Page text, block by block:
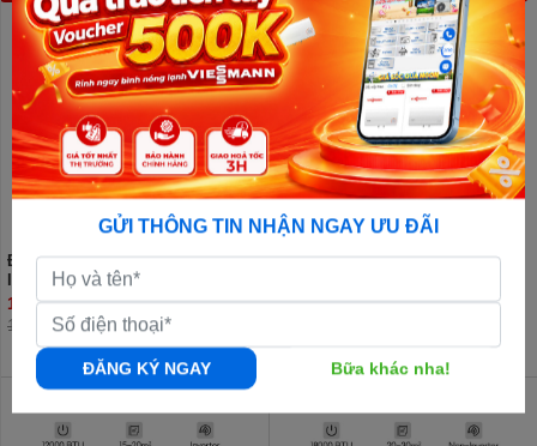
Điều hoà Daikin 9000 BTU 2 chiều
Inverter FTHF25XVMV
10.450.000đ
12.700.000đ
Điều hòa Panasonic 2 chiều
11.000.000đ
GỬI THÔNG TIN NHẬN NGAY ƯU ĐÃI
ĐĂNG KÝ NGAY Bữa khác nha!